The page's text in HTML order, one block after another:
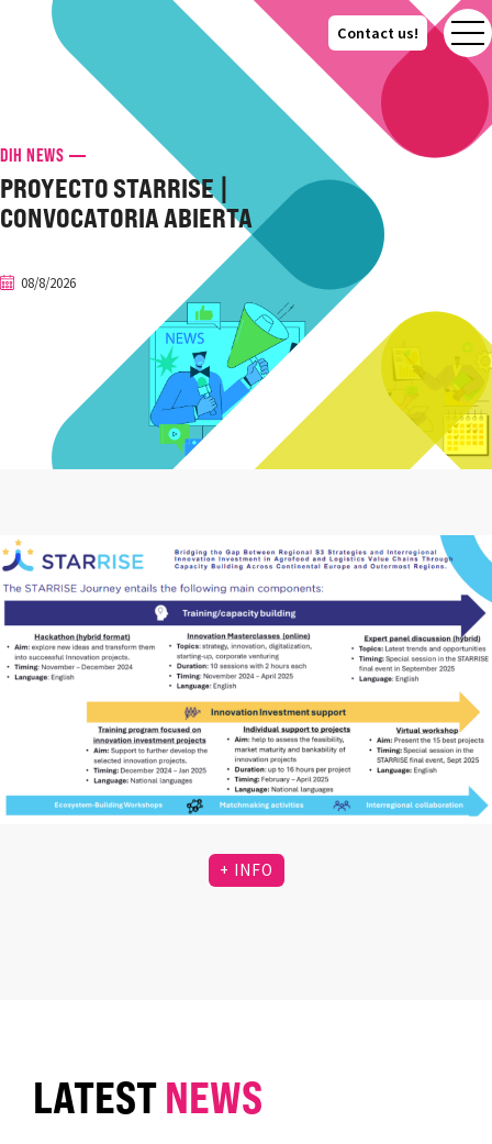
Contact us!
Contact us!
DIH NEWS
PROYECTO STARRISE |
CONVOCATORIA ABIERTA
08/8/2026
+ INFO
LATESTNEWS